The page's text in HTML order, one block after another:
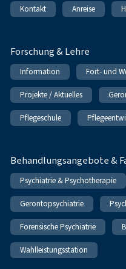
Kontakt Anreise
Forschung & Lehre
Information Fort- und
Projekte / Aktuelles
Pflegeschule
Behandlungsangebote &
Psychiatrie & Psychotherapie
Gerontopsychiatrie
Forensische Psychiatrie
Wahlleistungsstation